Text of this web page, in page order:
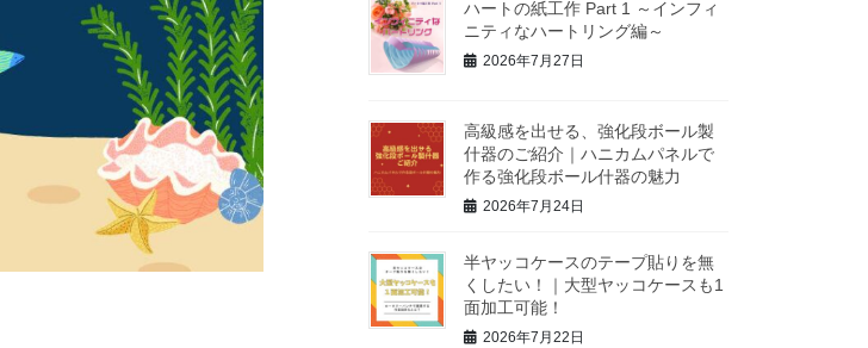
ハートの紙工作 Part 1 ～インフィ
ニティなハートリング編～
2026年7月27日
高級感を出せる、強化段ボール製
什器のご紹介｜ハニカムパネルで
作る強化段ボール什器の魅力
2026年7月24日
半ヤッコケースのテープ貼りを無
くしたい！｜大型ヤッコケースも1
面加工可能！
2026年7月22日